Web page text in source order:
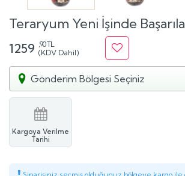
Teraryum Yeni İşinde
1259 ,90 TL
(KDV Dahil)
Gönderim Bölgesi Seçiniz
Kargoya Verilme
Tarihi